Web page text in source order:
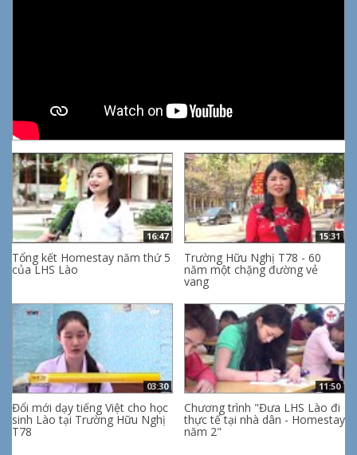
16:47
Tổng kết Homestay năm thứ 5
của LHS Lào
15:31
Trường Hữu Nghị T78 - 60
năm một chặng đường vẻ
vang
03:30
Đổi mới dạy tiếng Việt cho học
sinh Lào tại Trường Hữu Nghị
T78
11:50
Chương trình "Đưa LHS Lào đi
thực tế tại nhà dân - Homestay
năm 2"